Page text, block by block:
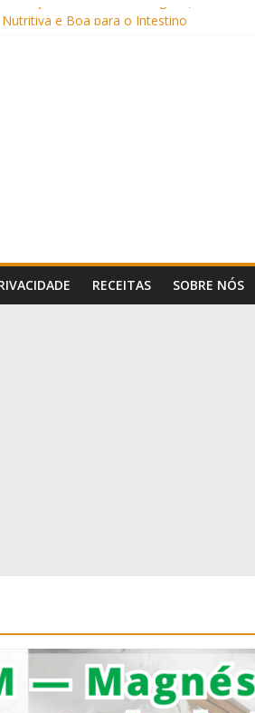
Açúcar e com Leite Vegetal)
Alulose)
(Sem Forno, Fácil e Fofinho)
Uma Receita Prática e Deliciosa
RECEITAS SOBRE NÓS